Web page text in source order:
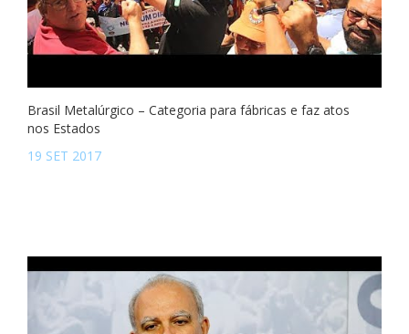
Brasil Metalúrgico – Categoria para fábricas e faz atos
nos Estados
19 SET 2017